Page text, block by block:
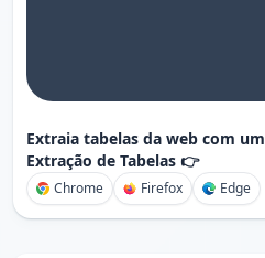
Extraia tabelas da web com
Extração de Tabelas 👉
Chrome Firefox Edge